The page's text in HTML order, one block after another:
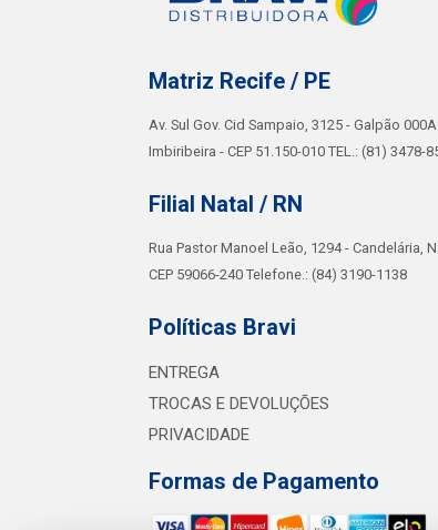
Matriz Recife / PE
Av. Sul Gov. Cid Sampaio, 3125 - Galpão 000A
Imbiribeira - CEP 51.150-010 TEL.: (81) 3478-
Filial Natal / RN
Rua Pastor Manoel Leão, 1294 - Candelária,
CEP 59066-240 Telefone.: (84) 3190-1138
Políticas Bravi
ENTREGA
TROCAS E DEVOLUÇÕES
PRIVACIDADE
Formas de Pagamento